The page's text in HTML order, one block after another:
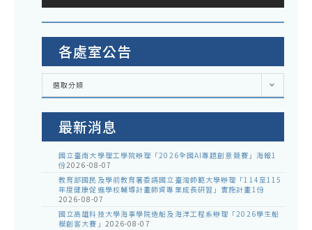
各處室公告
各
室
選取分類
最新消息
國立臺南大學理工學院辦理「2026全國AI專題創意競賽」海報1
份2026-08-07
教育部國民及學前教育署委請國立臺灣師範大學辦理「114至115
年度健康促進學校輔導計畫師資專業成長研習」實施計畫1份
2026-08-07
國立高雄科技大學海事學院造船及海洋工程系辦理「2026學生船
模創客大賽」 2026-08-07